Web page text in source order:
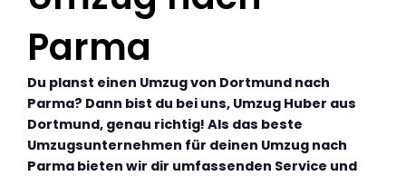
Parma
Du planst einen Umzug von Dortmund nach
Parma? Dann bist du bei uns, Umzug Huber aus
Dortmund, genau richtig! Als das beste
Umzugsunternehmen für deinen Umzug nach
Parma bieten wir dir umfassenden Service und